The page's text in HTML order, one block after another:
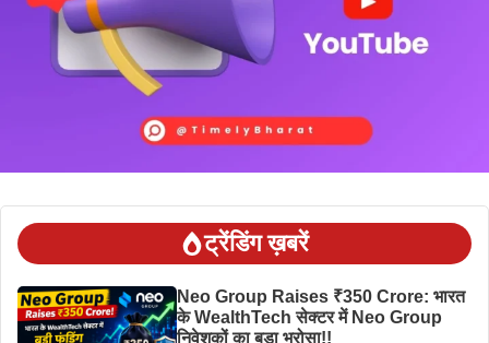
ट्रेंडिंग ख़बरें
Neo Group Raises ₹350 Crore: भारत
के WealthTech सेक्टर में Neo Group
निवेशकों का बड़ा भरोसा!!